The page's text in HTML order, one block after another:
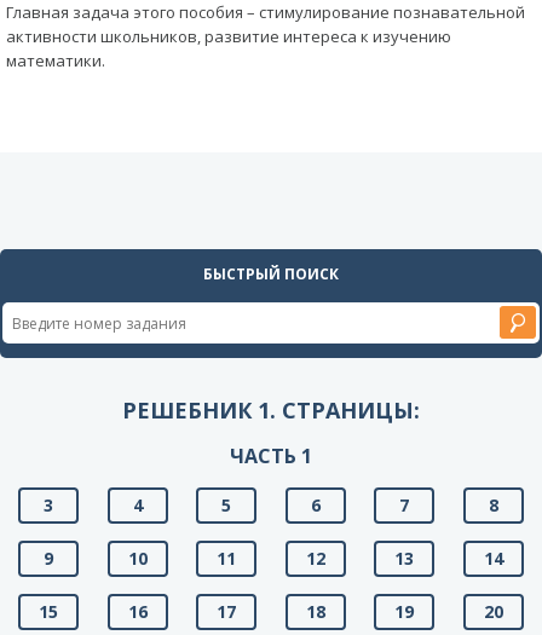
Главная задача этого пособия – стимулирование познавательной
активности школьников, развитие интереса к изучению
математики.
БЫСТРЫЙ ПОИСК
РЕШЕБНИК 1. СТРАНИЦЫ:
ЧАСТЬ 1
3 4 5 6 7 8
9 10 11 12 13 14
15 16 17 18 19 20